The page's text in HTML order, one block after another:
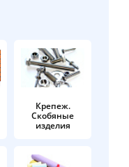
Крепеж.
Скобяные
изделия